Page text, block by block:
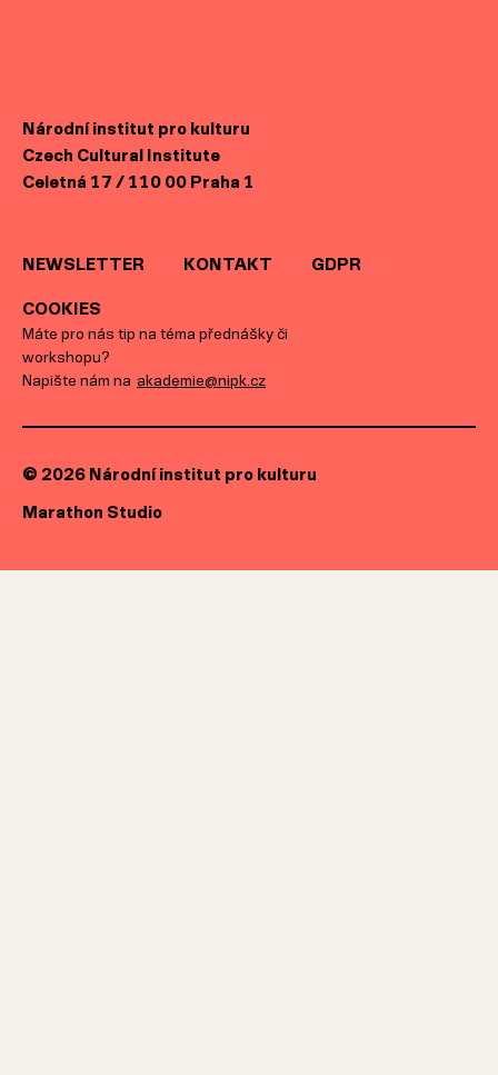
Národní institut pro kulturu
Czech Cultural Institute
Celetná 17 / 110 00 Praha 1
NEWSLETTER KONTAKT GDPR
COOKIES
Máte pro nás tip na téma přednášky či
workshopu?
Napište nám na akademie@nipk.cz
© 2026 Národní institut pro kulturu
Marathon Studio